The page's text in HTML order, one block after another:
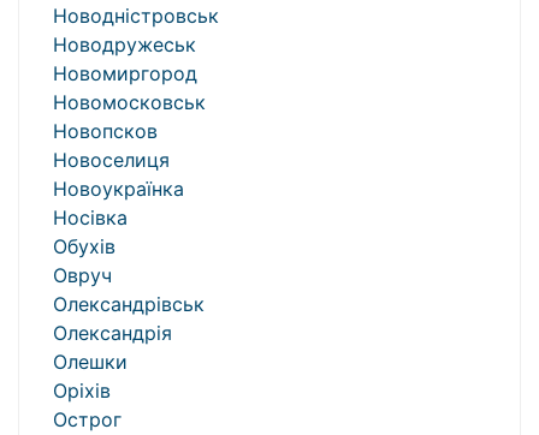
Новодністровськ
Новодружеськ
Новомиргород
Новомосковськ
Новопсков
Новоселиця
Новоукраїнка
Носівка
Обухів
Овруч
Олександрівськ
Олександрія
Олешки
Оріхів
Острог